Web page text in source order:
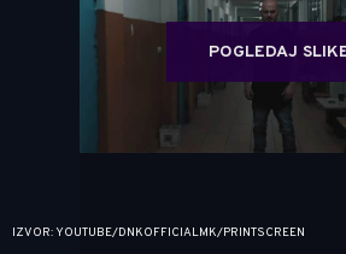
POGLEDAJ
IZVOR: YOUTUBE/DNKOFFICIALMK/PRINTSCREEN